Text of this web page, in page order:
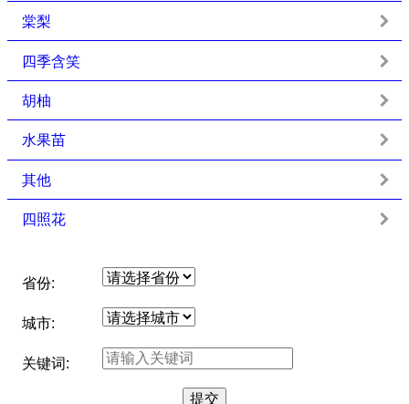
棠梨
四季含笑
胡柚
水果苗
其他
四照花
省份:
城市:
关键词: